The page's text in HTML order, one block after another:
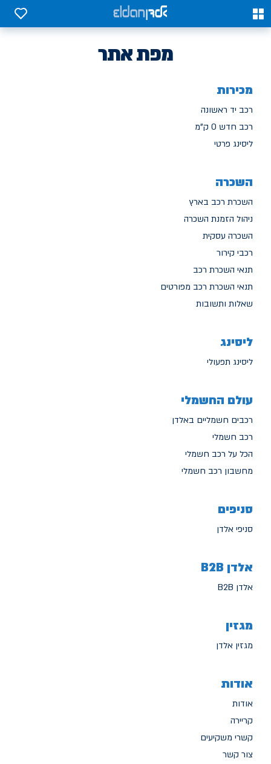
0
0
מפת אתר
מכירות
רכב יד ראשונה
רכב חדש 0 ק"מ
ליסינג פרטי
השכרה
השכרת רכב בארץ
ניהול הזמנת השכרה
השכרה עסקית
רכבי קירור
תנאי השכרת רכב
תנאי השכרת רכב מפורטים
שאלות ותשובות
ליסינג
ליסינג תפעולי
עולם החשמלי
רכבים חשמליים באלדן
רכב חשמלי
הכל על רכב חשמלי
מחשבון רכב חשמלי
סניפים
סניפי אלדן
אלדן B2B
אלדן B2B
מגזין
מגזין אלדן
אודות
אודות
קריירה
קשרי משקיעים
צור קשר